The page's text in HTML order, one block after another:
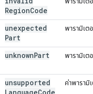
RegionCode
unexpected
Part
พารามิเต
unknownPart พารามิเต
unsupported
ค่าพารามิ